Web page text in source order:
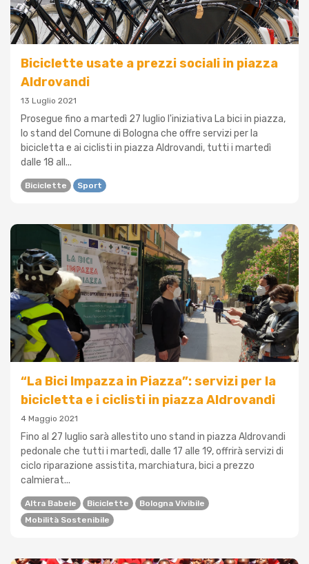
Biciclette usate a prezzi sociali in piazza
Aldrovandi
13 Luglio 2021
Prosegue fino a martedì 27 luglio l'iniziativa La bici in piazza,
lo stand del Comune di Bologna che offre servizi per la
bicicletta e ai ciclisti in piazza Aldrovandi, tutti i martedì
dalle 18 all...
Biciclette Sport
“La Bici Impazza in Piazza”: servizi per la
bicicletta e i ciclisti in piazza Aldrovandi
4 Maggio 2021
Fino al 27 luglio sarà allestito uno stand in piazza Aldrovandi
pedonale che tutti i martedì, dalle 17 alle 19, offrirà servizi di
ciclo riparazione assistita, marchiatura, bici a prezzo
calmierat...
Altra Babele Biciclette
Bologna Vivibile
Mobilità Sostenibile